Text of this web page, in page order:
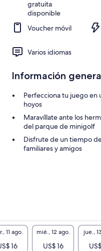
gratuita
disponible
Voucher móvil
Varios idiomas
Información
Perfecciona tu juego en
hoyos
Maravíllate ante los
del parque de minigolf
Disfrute de un tiempo
familiares y amigos
11 ago.
16
mié., 12 ago.
US$ 16
jue.,